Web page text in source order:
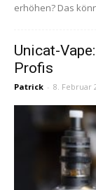
erhöhen? Das
Unicat-
Profis
Patrick - 8. Februar